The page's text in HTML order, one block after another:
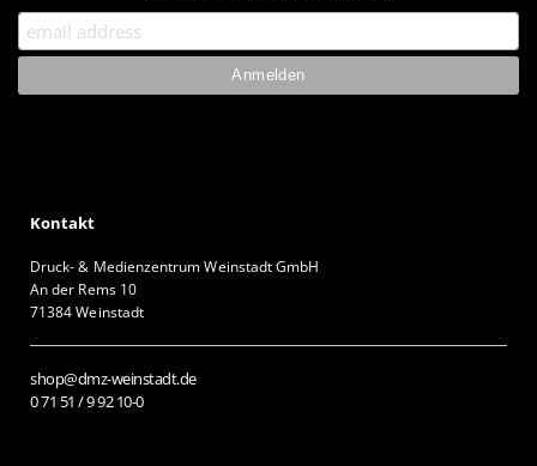
Kontakt
Druck- & Medienzentrum Weinstadt GmbH
An der Rems 10
71384 Weinstadt
shop@dmz-weinstadt.de
0 71 51 / 9 92 10-0